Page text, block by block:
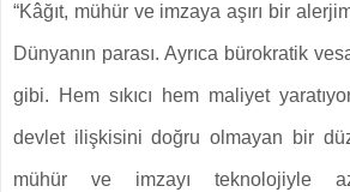
“Kâğıt, mühür ve imzaya aşırı bir
Dünyanın parası. Ayrıca bürokratik
gibi. Hem sıkıcı hem maliyet
devlet ilişkisini doğru olmayan bir
mühür ve imzayı teknolojiyle